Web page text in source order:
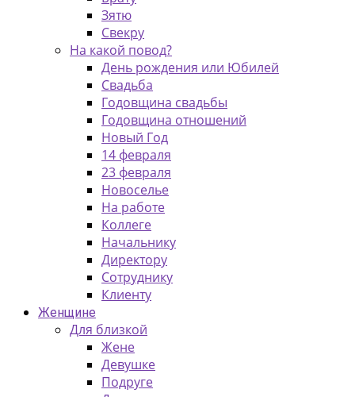
Зятю
Свекру
На какой повод?
День рождения или Юбилей
Свадьба
Годовщина свадьбы
Годовщина отношений
Новый Год
14 февраля
23 февраля
Новоселье
На работе
Коллеге
Начальнику
Директору
Сотруднику
Клиенту
Женщине
Для близкой
Жене
Девушке
Подруге